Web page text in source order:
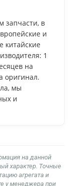
запчасти, в
и
китайские
1
на
оригинал.
мы
и
на данной
характер. Точные
агрегата и
у менеджера при